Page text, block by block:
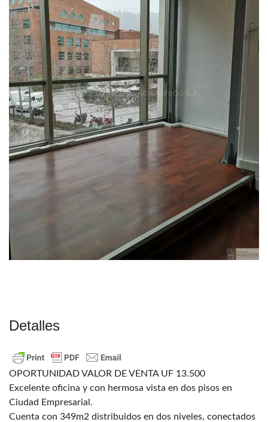
Detalles
OPORTUNIDAD VALOR DE VENTA UF 13.500
Excelente oficina y con hermosa vista en dos pisos en
Ciudad Empresarial.
Cuenta con 349m2 distribuidos en dos niveles, conectados